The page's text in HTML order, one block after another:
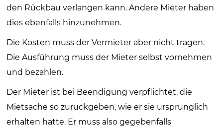
den Rückbau verlangen kann. Andere Mieter haben
dies ebenfalls hinzunehmen.
Die Kosten muss der Vermieter aber nicht tragen.
Die Ausführung muss der Mieter selbst vornehmen
und bezahlen.
Der Mieter ist bei Beendigung verpflichtet, die
Mietsache so zurückgeben, wie er sie ursprünglich
erhalten hatte. Er muss also gegebenfalls